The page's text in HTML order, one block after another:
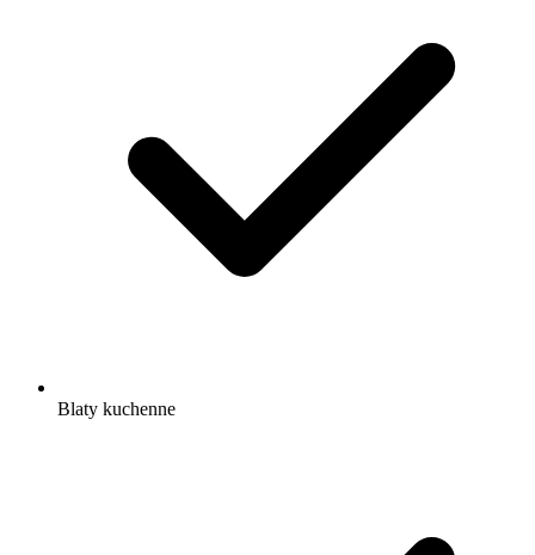
Blaty kuchenne